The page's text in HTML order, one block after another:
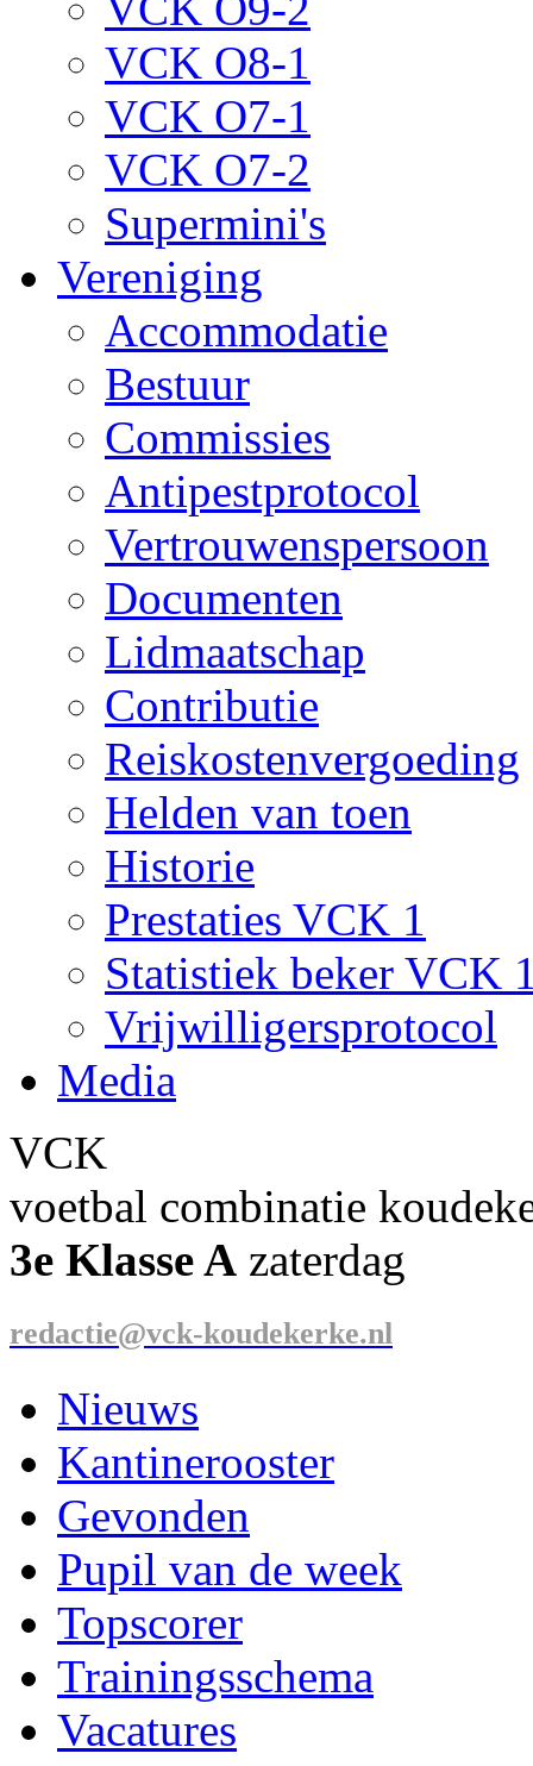
VCK O8-1
VCK O7-1
VCK O7-2
Supermini's
Vereniging
Accommodatie
Bestuur
Commissies
Antipestprotocol
Vertrouwenspersoon
Documenten
Lidmaatschap
Contributie
Reiskostenvergoeding
Helden van toen
Historie
Prestaties VCK 1
Statistiek beker VCK
Vrijwilligersprotocol
Media
VCK
voetbal combinatie
3e Klasse A zaterdag
redactie@vck-koudekerke.nl
Nieuws
Kantinerooster
Gevonden
Pupil van de week
Topscorer
Trainingsschema
Vacatures